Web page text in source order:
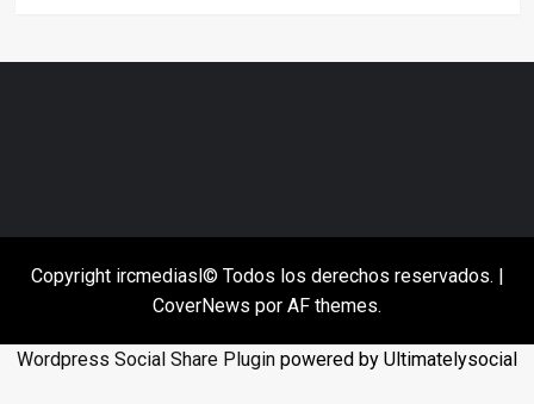
Copyright ircmediasl© Todos los derechos reservados.
CoverNews por AF themes.
Wordpress Social Share Plugin powered by Ultimatelysocial